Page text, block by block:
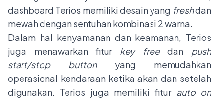
dashboard Terios memiliki desain yang freshdan
mewah dengan sentuhan kombinasi 2 warna.
Dalam hal kenyamanan dan keamanan, Terios
juga menawarkan fitur key freedan push
start/stop buttonyang memudahkan
operasional kendaraan ketika akan dan setelah
digunakan. Terios juga memiliki fitur auto on